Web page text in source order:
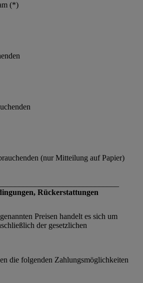
(*)
(nur Mitteilung auf Papier)
Rückerstattungen
Preisen handelt es sich um
der gesetzlichen
die folgenden Zahlungsmöglichkeiten